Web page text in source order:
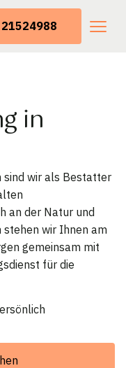
in
sind wir als Bestatter
an der Natur und
wir Ihnen am
gemeinsam mit
für die